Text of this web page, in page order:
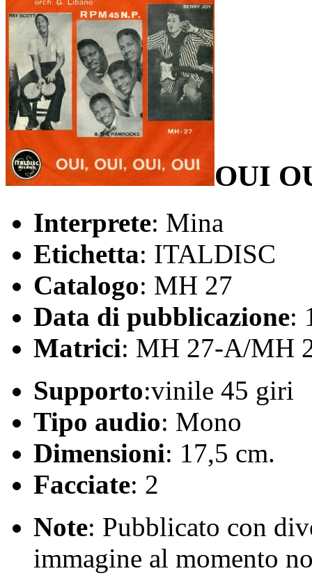
OUI
Interprete: Mina
Etichetta: ITALDISC
Catalogo: MH 27
Data di pubblicazione:
Matrici: MH 27-A/MH
Supporto:vinile 45 giri
Tipo audio: Mono
Dimensioni: 17,5 cm.
Facciate: 2
Note: Pubblicato con
immagine al momento